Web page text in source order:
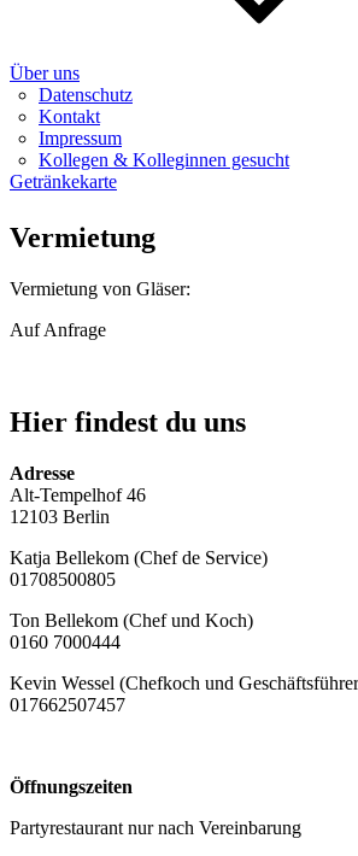
Über uns
Datenschutz
Kontakt
Impressum
Kollegen & Kolleginnen gesucht
Getränkekarte
Vermietung
Vermietung von Gläser:
Auf Anfrage
Hier findest du uns
Adresse
Alt-Tempelhof 46
12103 Berlin
Katja Bellekom (Chef de Service)
01708500805
Ton Bellekom (Chef und Koch)
0160 7000444
Kevin Wessel (Chefkoch und
017662507457
Öffnungszeiten
Partyrestaurant nur nach Vereinbarung